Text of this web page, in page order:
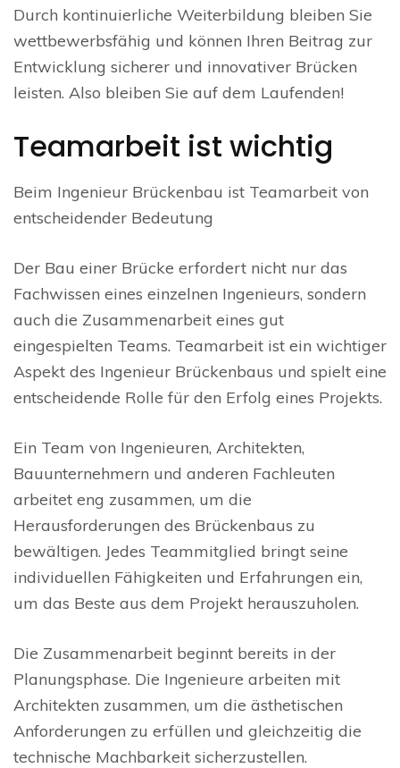
Durch kontinuierliche Weiterbildung bleiben Sie
wettbewerbsfähig und können Ihren Beitrag zur
Entwicklung sicherer und innovativer Brücken
leisten. Also bleiben Sie auf dem Laufenden!
Teamarbeit ist wichtig
Beim Ingenieur Brückenbau ist Teamarbeit von
entscheidender Bedeutung
Der Bau einer Brücke erfordert nicht nur das
Fachwissen eines einzelnen Ingenieurs, sondern
auch die Zusammenarbeit eines gut
eingespielten Teams. Teamarbeit ist ein wichtiger
Aspekt des Ingenieur Brückenbaus und spielt eine
entscheidende Rolle für den Erfolg eines Projekts.
Ein Team von Ingenieuren, Architekten,
Bauunternehmern und anderen Fachleuten
arbeitet eng zusammen, um die
Herausforderungen des Brückenbaus zu
bewältigen. Jedes Teammitglied bringt seine
individuellen Fähigkeiten und Erfahrungen ein,
um das Beste aus dem Projekt herauszuholen.
Die Zusammenarbeit beginnt bereits in der
Planungsphase. Die Ingenieure arbeiten mit
Architekten zusammen, um die ästhetischen
Anforderungen zu erfüllen und gleichzeitig die
technische Machbarkeit sicherzustellen.